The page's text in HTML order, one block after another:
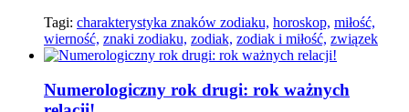
Tagi: charakterystyka znaków zodiaku, horoskop, miłość,
wierność, znaki zodiaku, zodiak, zodiak i miłość, związek
Numerologiczny rok drugi: rok ważnych